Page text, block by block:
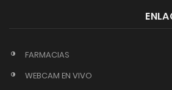
FARMACIAS
WEBCAM EN VIVO